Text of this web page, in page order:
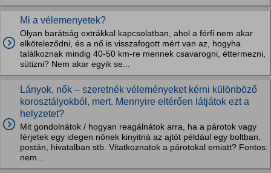
Mi a vélemenyetek?
Olyan barátság extrákkal kapcsolatban, ahol a férfi nem akar
elköteleződni, és a nő is visszafogott mért van az, hogyha
találkoznak mindig 40-50 km-re mennek csavarogni, éttermezni,
sütizni? Nem akar egyik se...
Lányok, nők – szeretnék véleményeket kérni különböző
korosztályokból, mert. Mennyire eltérően látjátok ezt a
helyzetet?
Mit gondolnátok / hogyan reagálnátok arra, ha a párotok vagy
férjetek egy idegen nőnek kinyitná az ajtót például egy boltban,
postán, hivatalban stb. Vitatkoznatok a párotokal emiatt? Fontos:
nem...